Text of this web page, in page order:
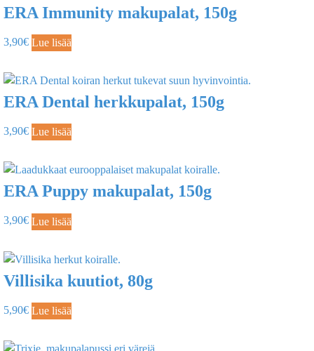
ERA Immunity makupalat, 150g
3,90€ Lue lisää
ERA Dental herkkupalat, 150g
3,90€ Lue lisää
ERA Puppy makupalat, 150g
3,90€ Lue lisää
Villisika kuutiot, 80g
5,90€ Lue lisää